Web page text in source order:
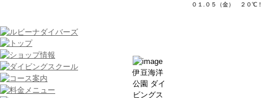
０１.０５（金） ２０℃！
伊豆海洋
公園 ダイ
ビングス